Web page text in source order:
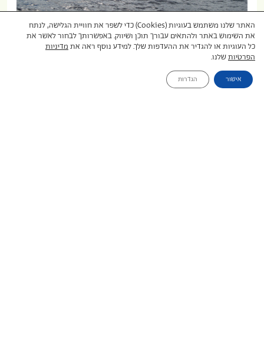
יום 9
סאו מיגל שייט לוייתנים ושבע
האתר שלנו משתמש בעוגיות (Cookies) כדי לשפר את חוויית הגלישה, לנתח
את השימוש באתר ולהתאים עבורך תוכן ושיווק. באפשרותך לבחור לאשר את
כל העוגיות או להגדיר את ההעדפות שלך. למידע נוסף ראה אתמדיניות
הפרטיותשלנו.
אישור הגדרות